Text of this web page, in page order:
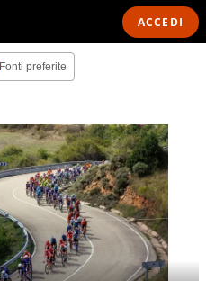
ACCEDI
Fonti preferite